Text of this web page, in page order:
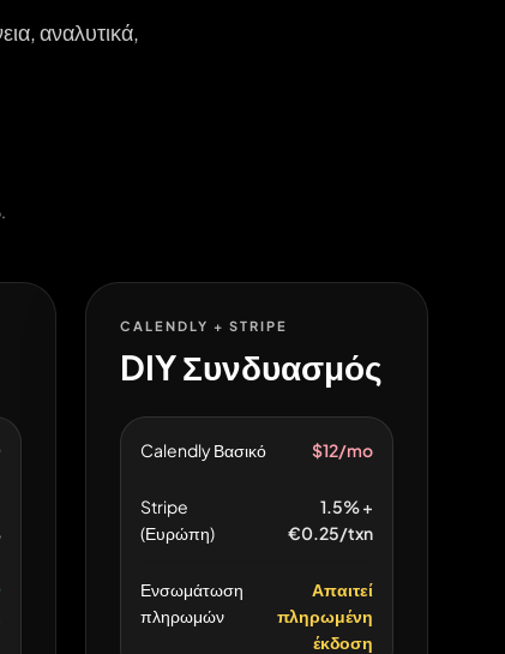
αναλυτικά,
CALENDLY + STRIPE
DIY Συνδυασμός
Calendly Βασικό $12/mo
Stripe
(Ευρώπη)
1.5% +
€0.25/txn
Ενσωμάτωση
πληρωμών
Απαιτεί
πληρωμένη
έκδοση